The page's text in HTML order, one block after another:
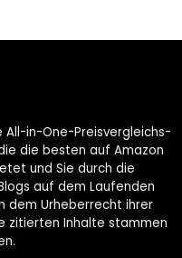
in-One-Preisvergleichs-
die besten auf Amazon
und Sie durch die
auf dem Laufenden
dem Urheberrecht ihrer
zitierten Inhalte stammen